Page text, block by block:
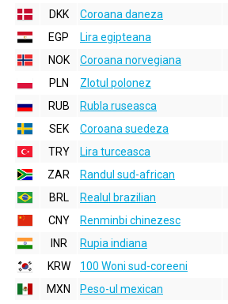
DKK
Coroana daneza
EGP
Lira egipteana
NOK
Coroana norvegiana
PLN
Zlotul polonez
RUB
Rubla ruseasca
SEK
Coroana suedeza
TRY
Lira turceasca
ZAR
Randul sud-african
BRL
Realul brazilian
CNY
Renminbi chinezesc
INR
Rupia indiana
KRW
100 Woni sud-coreeni
MXN
Peso-ul mexican